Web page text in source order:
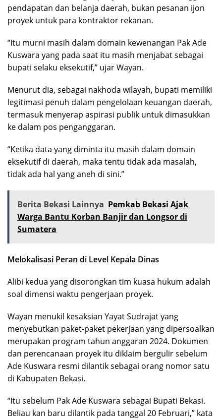
pendapatan dan belanja daerah, bukan pesanan ijon
proyek untuk para kontraktor rekanan.
“Itu murni masih dalam domain kewenangan Pak Ade
Kuswara yang pada saat itu masih menjabat sebagai
bupati selaku eksekutif,” ujar Wayan.
Menurut dia, sebagai nakhoda wilayah, bupati memiliki
legitimasi penuh dalam pengelolaan keuangan daerah,
termasuk menyerap aspirasi publik untuk dimasukkan
ke dalam pos penganggaran.
“Ketika data yang diminta itu masih dalam domain
eksekutif di daerah, maka tentu tidak ada masalah,
tidak ada hal yang aneh di sini.”
Berita Bekasi Lainnya Pemkab Bekasi Ajak
Warga Bantu Korban Banjir dan Longsor di
Sumatera
Melokalisasi Peran di Level Kepala Dinas
Alibi kedua yang disorongkan tim kuasa hukum adalah
soal dimensi waktu pengerjaan proyek.
Wayan menukil kesaksian Yayat Sudrajat yang
menyebutkan paket-paket pekerjaan yang dipersoalkan
merupakan program tahun anggaran 2024. Dokumen
dan perencanaan proyek itu diklaim bergulir sebelum
Ade Kuswara resmi dilantik sebagai orang nomor satu
di Kabupaten Bekasi.
“Itu sebelum Pak Ade Kuswara sebagai Bupati Bekasi.
Beliau kan baru dilantik pada tanggal 20 Februari,” kata